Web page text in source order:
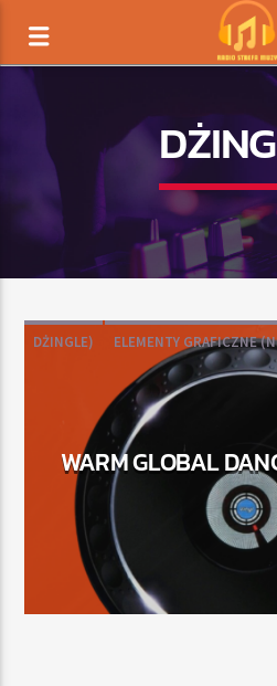
TERAZ GRAMY
TYTUŁ
ARTYSTA
RADIO STREFA
DŻINGLE) ELEMENTY GRAFICZNE
MUZYKA/MIKS DJ-SKI OUTRO
WARM GLOBAL
TOP